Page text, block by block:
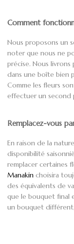
Comment
Nous proposons un
noter que nous ne
précise. Nous
dans une boîte bien
Comme les fleurs
effectuer un second
Remplacez-vous
En raison de la
disponibilité
remplacer certaines
Manakin choisira
des équivalents de
que le bouquet final
un bouquet